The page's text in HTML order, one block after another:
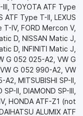
TOYOTA ATF Type
ATF Type T-II, LEXUS
IV, FORD Mercon V,
D, NISSAN Matic J,
D, INFINITI Matic J,
G 052 025-A2, VW G
G 052 990-A2, VW
MITSUBISHI SP-II,
II, DIAMOND SP-III,
HONDA ATF-Z1 (not
ALUMIX ATF